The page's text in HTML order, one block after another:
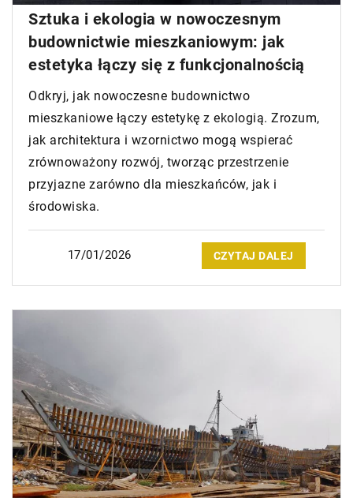
Sztuka i ekologia w nowoczesnym
budownictwie mieszkaniowym: jak
estetyka łączy się z funkcjonalnością
Odkryj, jak nowoczesne budownictwo
mieszkaniowe łączy estetykę z ekologią. Zrozum,
jak architektura i wzornictwo mogą wspierać
zrównoważony rozwój, tworząc przestrzenie
przyjazne zarówno dla mieszkańców, jak i
środowiska.
17/01/2026 CZYTAJ DALEJ